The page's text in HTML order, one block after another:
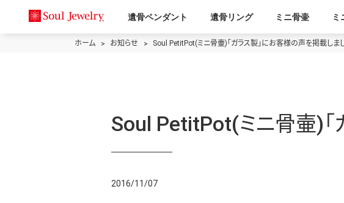
遺骨ペンダント 遺骨リング ミニ骨壷 ミ
ホーム お知らせ Soul PetitPot(ミニ骨壷)「ガラス製」にお客様の声を掲載しまし
Soul PetitPot(ミニ骨壷)「
2016/11/07